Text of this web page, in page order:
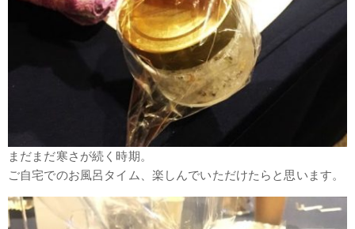
まだまだ寒さが続く時期。
ご自宅でのお風呂タイム、楽しんでいただけたらと思います。